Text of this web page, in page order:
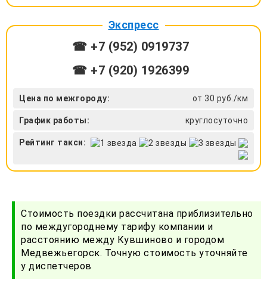
Экспресс
☎ +7 (952) 0919737
☎ +7 (920) 1926399
Цена по межгороду: от 30 руб./км
График работы: круглосуточно
Рейтинг такси:
Стоимость поездки рассчитана приблизительно
по междугороднему тарифу компании и
расстоянию между Кувшиново и городом
Медвежьегорск. Точную стоимость уточняйте
у диспетчеров